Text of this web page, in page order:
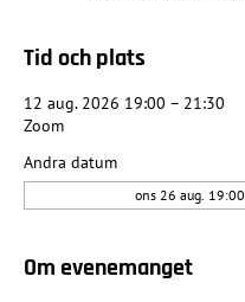
Tid och plats
12 aug. 2026 19:00 – 21:30
Zoom
Andra datum
ons 26 aug. 19:00
Om evenemanget